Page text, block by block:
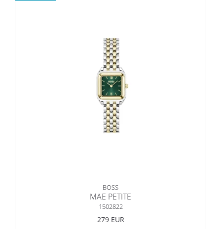
BOSS
MAE PETITE
1502822
279 EUR